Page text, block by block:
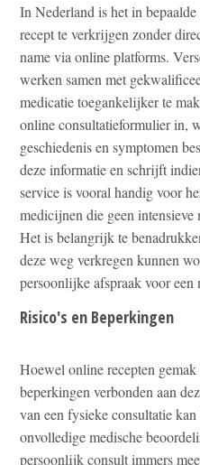
In Nederland is het in
recept te verkrijgen zonder
name via online platforms.
werken samen met
medicatie toegankelijker te
online consultatieformulier in,
geschiedenis en symptomen
deze informatie en schrijft
service is vooral handig voor
medicijnen die geen intensieve
Het is belangrijk te
deze weg verkregen kunnen
persoonlijke afspraak voor een
Risico's en Beperkingen
Hoewel online recepten
beperkingen verbonden aan
van een fysieke consultatie
onvolledige medische
persoonlijk consult immers